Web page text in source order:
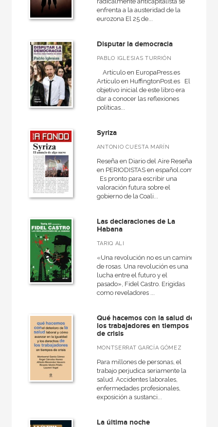
enfrenta a la austeridad de la
eurozona El 25 de...
Disputar la democracia
PABLO IGLESIAS TURRIÓN
Artículo en EuropaPress.es
Artículo en HuffingtonPost.es El
objetivo inicial de este libro era
dar a conocer las reflexiones
políticas...
Syriza
ANTONIO CUESTA MARÍN
Reseña en Diario del Aire Reseña
en PERIODISTAS en español.com
Es pronto para escribir una
valoración futura sobre el
gobierno de la Coali...
Las declaraciones de La
Habana
TARIQ ALI
«Una revolución no es un camino
de rosas. Una revolución es una
lucha entre el futuro y el
pasado», Fidel Castro. Erigidas
como reveladores ...
Qué hacemos con la salud de
los trabajadores en tiempos
de crisis
MONTSERRAT GARCÍA GÓMEZ
Para millones de personas, el
trabajo perjudica seriamente la
salud. Accidentes laborales,
enfermedades profesionales,
exposición a sustanci...
La última noche